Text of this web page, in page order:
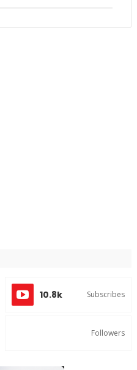
10.8k Subscribes
Followers